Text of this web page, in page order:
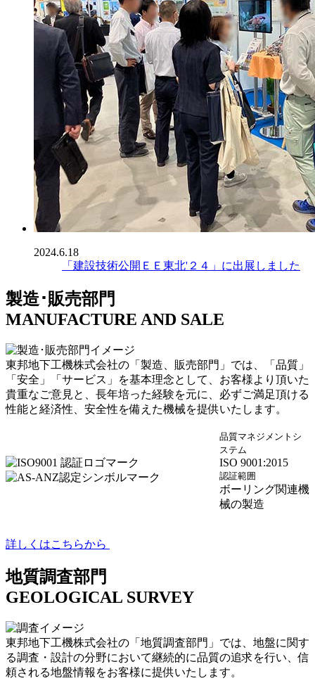
2024.6.18
「建設技術公開ＥＥ東北'２４」に出展しました
製造･販売部門
MANUFACTURE AND SALE
東邦地下工機株式会社の「製造、販売部門」では、「品質」
「安全」「サービス」を基本理念として、お客様より頂いた
貴重なご意見と、長年培った経験を元に、必ずご満足頂ける
性能と経済性、安全性を備えた機械を提供いたします。
品質マネジメントシ
ステム
ISO 9001:2015
認証範囲
ボーリング関連機
械の製造
詳しくはこちらから
地質調査部門
GEOLOGICAL SURVEY
東邦地下工機株式会社の「地質調査部門」では、地盤に関す
る調査・設計の分野において継続的に品質の追求を行い、信
頼される地盤情報をお客様に提供いたします。